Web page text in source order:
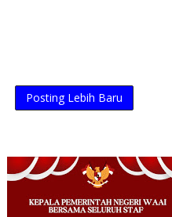
Posting Lebih Baru